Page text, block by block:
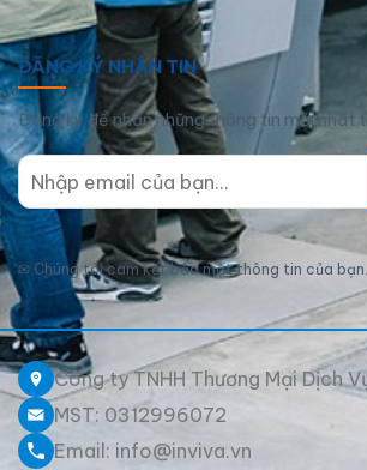
ĐĂNG KÝ NHẬN TIN
Đăng ký để nhận những thông tin mới nhất
✉ Chúng tôi cam kết bảo mật thông tin của bạn.
Công ty TNHH Thương Mại Dịch
MST: 0312996072
Email: info@inviva.vn